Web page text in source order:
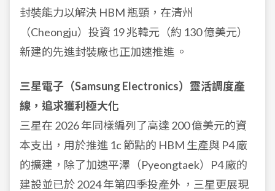
封裝能力以解決 HBM 瓶頸，在清州
（Cheongju）投資 19 兆韓元（約 130 億美元）
新建的先進封裝廠也正加速推進 。
三星電子（Samsung Electronics）靈活調度產
線，追求獲利極大化
三星在 2026 年同樣編列了高達 200 億美元的資
本支出，用於推進 1c 節點的 HBM 生產與 P4 廠
的擴建，除了加速平澤（Pyeongtaek）P4 廠的
建設並已於 2024 年第四季投產外 ，三星更展現